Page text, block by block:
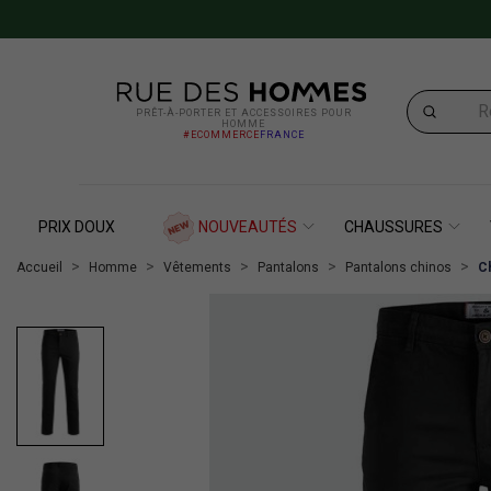
PRÊT-À-PORTER ET ACCESSOIRES POUR
HOMME
#ECOMMERCE FRANCE
PRIX DOUX NOUVEAUTÉS CHAUSSURES
Accueil Homme Vêtements Pantalons Pantalons chinos